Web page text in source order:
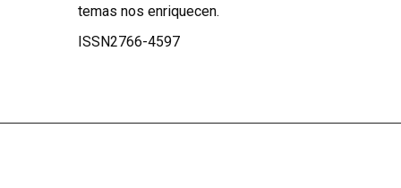
temas nos enriquecen.
ISSN2766-4597